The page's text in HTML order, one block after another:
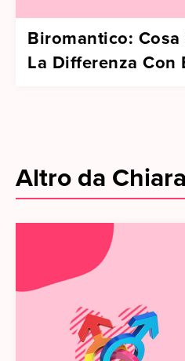
Biromantico:
La Differenza Con
Altro da